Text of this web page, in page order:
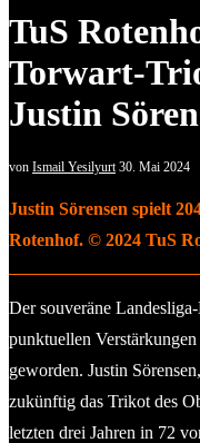
TuS
Torwart-
Justin
von Ismail Yesilyurt 30. Mai 2024
Justin Sörensen spielt
Rotenhof. © 2024 TuS
Der souveräne
punktuellen
geworden. Justin
zukünftig das Trikot des
letzten drei Jahren in 72